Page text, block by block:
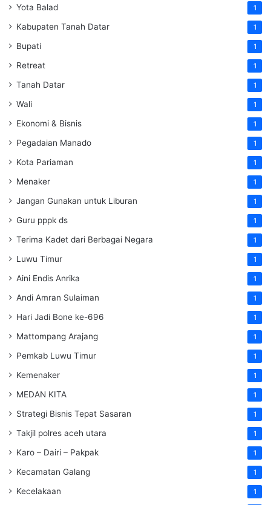
Yota Balad 1
Kabupaten Tanah Datar 1
Bupati 1
Retreat 1
Tanah Datar 1
Wali 1
Ekonomi & Bisnis 1
Pegadaian Manado 1
Kota Pariaman 1
Menaker 1
Jangan Gunakan untuk Liburan 1
Guru pppk ds 1
Terima Kadet dari Berbagai Negara 1
Luwu Timur 1
Aini Endis Anrika 1
Andi Amran Sulaiman 1
Hari Jadi Bone ke-696 1
Mattompang Arajang 1
Pemkab Luwu Timur 1
Kemenaker 1
MEDAN KITA 1
Strategi Bisnis Tepat Sasaran 1
Takjil polres aceh utara 1
Karo – Dairi – Pakpak 1
Kecamatan Galang 1
Kecelakaan 1